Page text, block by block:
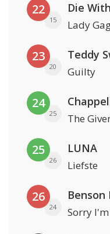
22
15
Die
Lady
23
20
Teddy
Guilty
24
25 The
25
26
LUNA
Liefste
26
24
Benson
Sorry I'm